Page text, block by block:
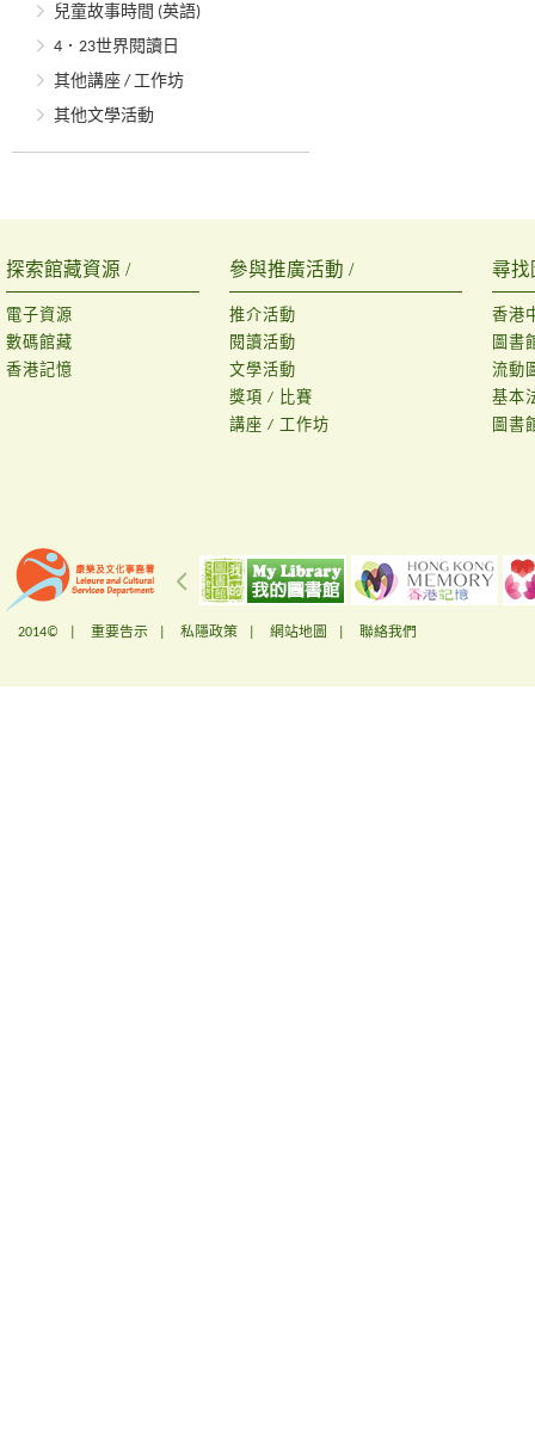
兒童故事時間 (英語)
4．23世界閱讀日
其他講座 / 工作坊
其他文學活動
探索館藏資源 /
電子資源
數碼館藏
香港記憶
參與推廣活動 /
推介活動
閱讀活動
文學活動
獎項 / 比賽
講座 / 工作坊
尋找
香港
圖書
流動
基本
圖書
2014© | 重要告示 私隱政策 網站地圖 聯絡我們